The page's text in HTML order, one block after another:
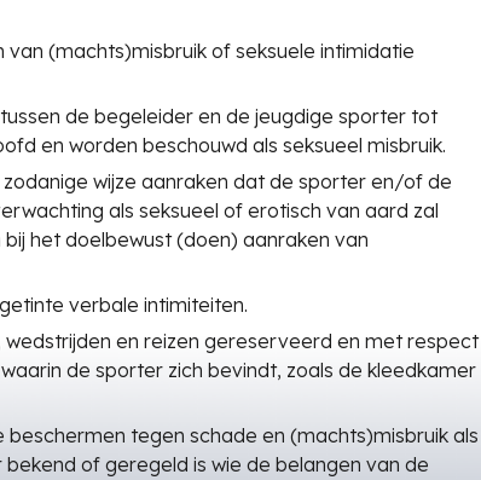
(machts)misbruik of seksuele intimidatie
de begeleider en de jeugdige sporter tot
en worden beschouwd als seksueel misbruik.
wijze aanraken dat de sporter en/of de
als seksueel of erotisch van aard zal
het doelbewust (doen) aanraken van
verbale intimiteiten.
en reizen gereserveerd en met respect
de sporter zich bevindt, zoals de kleedkamer
tegen schade en (machts)misbruik als
of geregeld is wie de belangen van de